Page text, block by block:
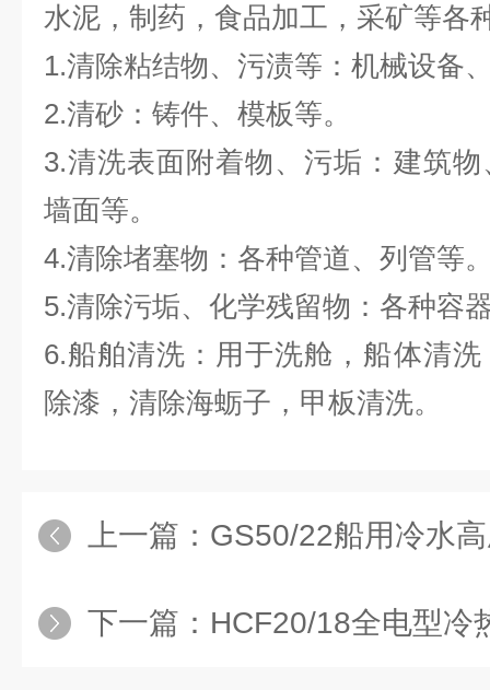
水泥，制药，食品加工，采矿等各
1.清除粘结物、污渍等：机械设备
2.清砂：铸件、模板等。
3.清洗表面附着物、污垢：建筑
墙面等。
4.清除堵塞物：各种管道、列管等
5.清除污垢、化学残留物：各种容
6.船舶清洗：用于洗舱，船体清
除漆，清除海蛎子，甲板清洗。
上一篇： GS50/22船用冷水
下一篇： HCF20/18全电型冷